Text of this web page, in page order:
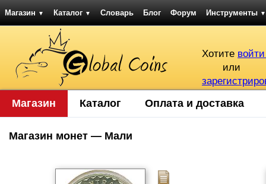
Магазин ▼ Каталог ▼ Словарь Блог Форум Инструменты ▼
Хотите
или
Магазин Каталог Оплата и доставка
Магазин монет — Мали